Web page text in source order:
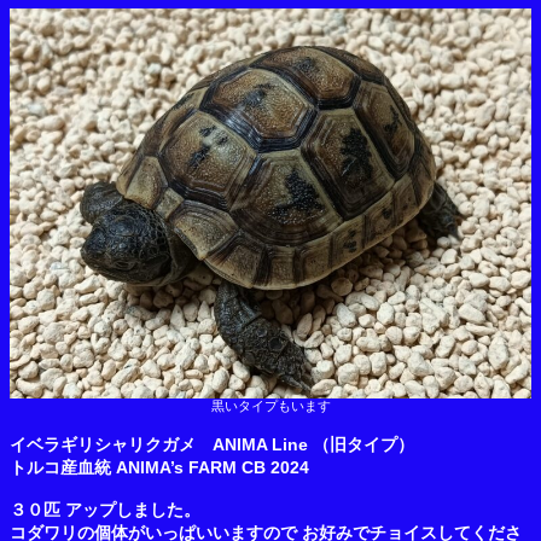
黒いタイプもいます
イベラギリシャリクガメ ANIMA Line （旧タイプ）
トルコ産血統 ANIMA’s FARM CB 2024
３０匹 アップしました。
コダワリの個体がいっぱいいますので お好みでチョイスしてくださ